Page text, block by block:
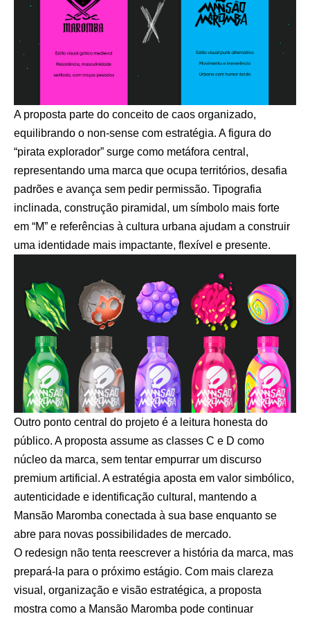
A proposta parte do conceito de caos organizado,
equilibrando o non-sense com estratégia. A figura do
“pirata explorador” surge como metáfora central,
representando uma marca que ocupa territórios, desafia
padrões e avança sem pedir permissão. Tipografia
inclinada, construção piramidal, um símbolo mais forte
em “M” e referências à cultura urbana ajudam a construir
uma identidade mais impactante, flexível e presente.
Outro ponto central do projeto é a leitura honesta do
público. A proposta assume as classes C e D como
núcleo da marca, sem tentar empurrar um discurso
premium artificial. A estratégia aposta em valor simbólico,
autenticidade e identificação cultural, mantendo a
Mansão Maromba conectada à sua base enquanto se
abre para novas possibilidades de mercado.
O redesign não tenta reescrever a história da marca, mas
prepará-la para o próximo estágio. Com mais clareza
visual, organização e visão estratégica, a proposta
mostra como a Mansão Maromba pode continuar